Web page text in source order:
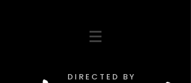
D I R E C T E D B Y